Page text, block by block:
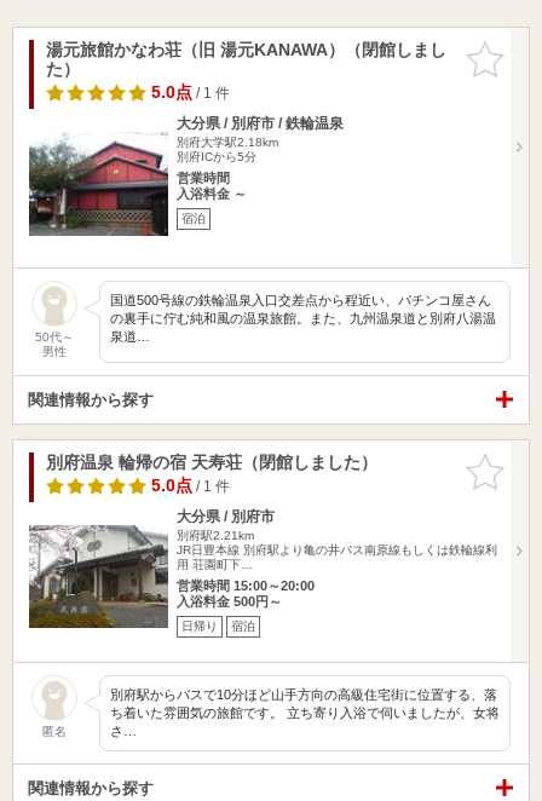
お気に入
りに追加
湯元旅館かなわ荘（旧 湯元KANAWA）（閉館しまし
た）
5.0点/ 1 件
大分県 / 別府市 / 鉄輪温泉
別府大学駅2.18km
別府ICから5分
営業時間
入浴料金 ～
宿泊
50代～
男性
国道500号線の鉄輪温泉入口交差点から程近い、パチンコ屋さん
の裏手に佇む純和風の温泉旅館。また、九州温泉道と別府八湯温
泉道…
関連情報から探す
お気に入
りに追加
別府温泉 輪帰の宿 天寿荘（閉館しました）
5.0点/ 1 件
大分県 / 別府市
別府駅2.21km
JR日豊本線 別府駅より亀の井バス南原線もしくは鉄輪線利
用 荘園町下…
営業時間 15:00～20:00
入浴料金 500円～
日帰り 宿泊
匿名
別府駅からバスで10分ほど山手方向の高級住宅街に位置する、落
ち着いた雰囲気の旅館です。 立ち寄り入浴で伺いましたが、女将
さ…
関連情報から探す